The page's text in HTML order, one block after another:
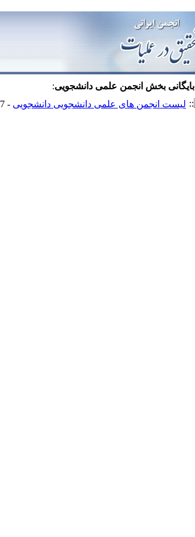
بایگانی بخش انجمن علمی دانشجویی:
لیست انجمن های علمی دانشجویی دانشجویی - 1401/11/7 -